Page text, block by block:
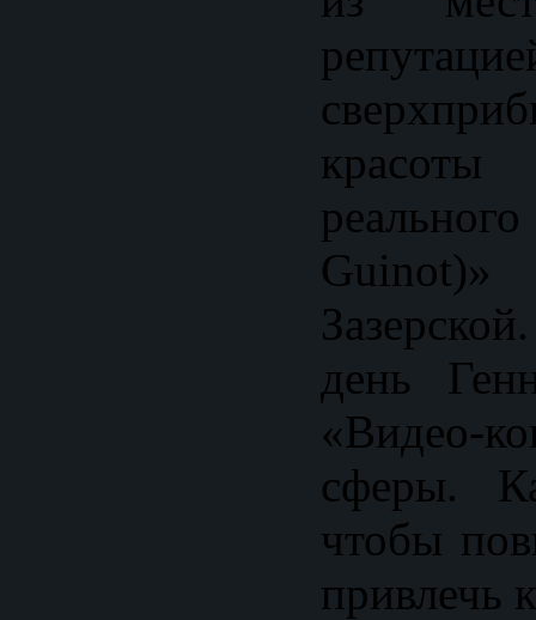
день
«Видео-
сферы.
чтобы
привлечь